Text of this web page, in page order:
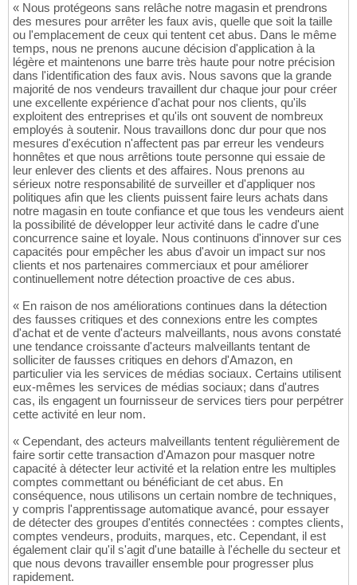
« Nous protégeons sans relâche notre magasin et prendrons
des mesures pour arrêter les faux avis, quelle que soit la taille
ou l'emplacement de ceux qui tentent cet abus. Dans le même
temps, nous ne prenons aucune décision d'application à la
légère et maintenons une barre très haute pour notre précision
dans l'identification des faux avis. Nous savons que la grande
majorité de nos vendeurs travaillent dur chaque jour pour créer
une excellente expérience d'achat pour nos clients, qu'ils
exploitent des entreprises et qu'ils ont souvent de nombreux
employés à soutenir. Nous travaillons donc dur pour que nos
mesures d'exécution n'affectent pas par erreur les vendeurs
honnêtes et que nous arrêtions toute personne qui essaie de
leur enlever des clients et des affaires. Nous prenons au
sérieux notre responsabilité de surveiller et d'appliquer nos
politiques afin que les clients puissent faire leurs achats dans
notre magasin en toute confiance et que tous les vendeurs aient
la possibilité de développer leur activité dans le cadre d'une
concurrence saine et loyale. Nous continuons d'innover sur ces
capacités pour empêcher les abus d'avoir un impact sur nos
clients et nos partenaires commerciaux et pour améliorer
continuellement notre détection proactive de ces abus.
« En raison de nos améliorations continues dans la détection
des fausses critiques et des connexions entre les comptes
d'achat et de vente d'acteurs malveillants, nous avons constaté
une tendance croissante d'acteurs malveillants tentant de
solliciter de fausses critiques en dehors d'Amazon, en
particulier via les services de médias sociaux. Certains utilisent
eux-mêmes les services de médias sociaux; dans d'autres
cas, ils engagent un fournisseur de services tiers pour perpétrer
cette activité en leur nom.
« Cependant, des acteurs malveillants tentent régulièrement de
faire sortir cette transaction d'Amazon pour masquer notre
capacité à détecter leur activité et la relation entre les multiples
comptes commettant ou bénéficiant de cet abus. En
conséquence, nous utilisons un certain nombre de techniques,
y compris l'apprentissage automatique avancé, pour essayer
de détecter des groupes d'entités connectées : comptes clients,
comptes vendeurs, produits, marques, etc. Cependant, il est
également clair qu'il s'agit d'une bataille à l'échelle du secteur et
que nous devons travailler ensemble pour progresser plus
rapidement.